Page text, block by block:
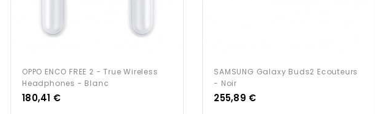
OPPO ENCO FREE 2 - True Wireless
Headphones - Blanc
Prix
180,41 €
SAMSUNG Galaxy Buds2 Ecouteurs
- Noir
Prix
255,89 €